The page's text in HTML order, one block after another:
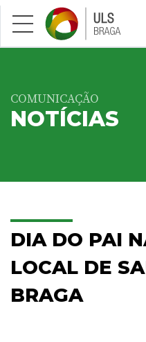
Saltar para conteúdo
COMUNICAÇÃO
NOTÍCIAS
DIA DO PAI
LOCAL DE
BRAGA